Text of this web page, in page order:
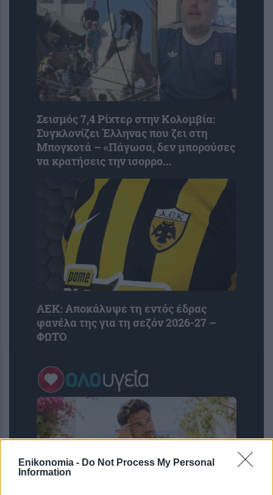
Enikonomia - Do Not Process My Personal
Information
Σεισμός 7,4 Ρίχτερ στην Κολομβία:
Συγκλονίζει Έλληνας που ζει στη
Μπογκοτά – «Πάγωσα, δεν μπορούσες
να κρατήσεις την ισορρο...
ΑΕΚ: Αποκάλυψε τη εντός έδρας
φανέλα της για τη σεζόν 2026-27 –
ΦΩΤΟ